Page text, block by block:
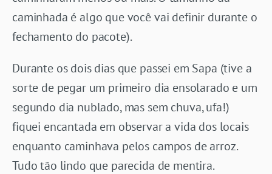
caminhada é algo que você vai definir durante o
fechamento do pacote).
Durante os dois dias que passei em Sapa (tive a
sorte de pegar um primeiro dia ensolarado e um
segundo dia nublado, mas sem chuva, ufa!)
fiquei encantada em observar a vida dos locais
enquanto caminhava pelos campos de arroz.
Tudo tão lindo que parecida de mentira.